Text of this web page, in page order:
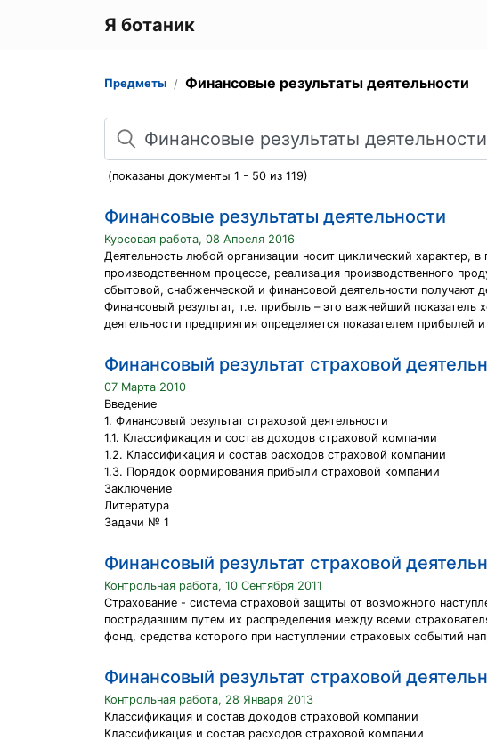
Я ботаник
Предметы Финансовые результаты деятельности
Поиск
(показаны документы 1 - 50 из 119)
Финансовые результаты деятельности
Курсовая работа, 08 Апреля 2016
Деятельность любой организации носит циклический характер,
производственном процессе, реализация производственного
сбытовой, снабженческой и финансовой деятельности получают
Финансовый результат, т.е. прибыль – это важнейший показатель
деятельности предприятия определяется показателем
Финансовый результат страховой
07 Марта 2010
Введение
1. Финансовый результат страховой деятельности
1.1. Классификация и состав доходов страховой компании
1.2. Классификация и состав расходов страховой компании
1.3. Порядок формирования прибыли страховой компании
Заключение
Литература
Задачи № 1
Финансовый результат страховой
Контрольная работа, 10 Сентября 2011
Страхование - система страховой защиты от возможного
пострадавшим путем их распределения между всеми
фонд, средства которого при наступлении страховых событий
Финансовый результат страховой
Контрольная работа, 28 Января 2013
Классификация и состав доходов страховой компании
Классификация и состав расходов страховой компании